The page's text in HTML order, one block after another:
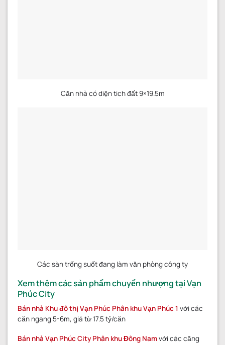
Căn nhà có diện tich đất 9×19.5m
Các sàn trống suốt đang làm văn phòng công ty
Xem thêm các sản phẩm chuyển nhượng tại Vạn
Phúc City
Bán nhà Khu đô thị Vạn Phúc Phân khu Vạn Phúc 1 với các
căn ngang 5-6m, giá từ 17.5 tỷ/căn
Bán nhà Vạn Phúc City Phân khu Đông Namvới các căng